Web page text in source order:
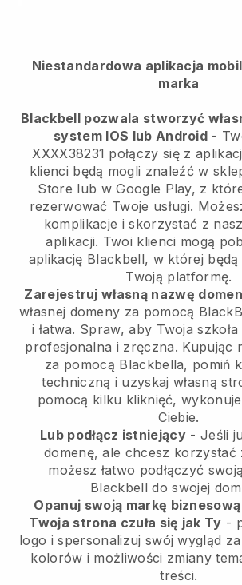
Niestandardowa aplikacja
marka
Blackbell pozwala stworzyć
system IOS lub Android -
XXXX38231 połączy się z
klienci będą mogli znaleźć w
Store lub w Google Play, z
rezerwować Twoje usługi.
komplikacje i skorzystać z
aplikacji. Twoi klienci mogą
aplikację Blackbell, w której
Twoją platformę.
Zarejestruj własną nazwę
własnej domeny za pomocą
i łatwa. Spraw, aby Twoja
profesjonalna i zręczna. Kupując
za pomocą Blackbella, pomiń
techniczną i uzyskaj własną
pomocą kilku kliknięć,
Ciebie.
Lub podłącz istniejący - Jeśli
domenę, ale chcesz korzystać
możesz łatwo podłączyć
Blackbell do swojej
Opanuj swoją markę
Twoja strona czuła się jak Ty -
logo i spersonalizuj swój wygląd
kolorów i możliwości zmiany
treści.